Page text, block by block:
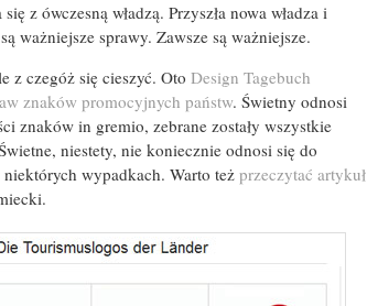
z ówczesną władzą. Przyszła nowa władza i
ważniejsze sprawy. Zawsze są ważniejsze.
z czegóż się cieszyć. Oto Design Tagebuch
znaków promocyjnych państw. Świetny odnosi
znaków in gremio, zebrane zostały wszystkie
niestety, nie koniecznie odnosi się do
wypadkach. Warto też przeczytać artykuł